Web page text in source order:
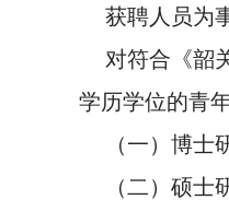
获聘人员为
对符合《韶
学历学位的青
（一）博士
（二）硕士